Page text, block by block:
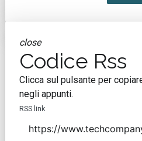
close
Codice Rss
Clicca sul pulsante per
negli appunti.
RSS link